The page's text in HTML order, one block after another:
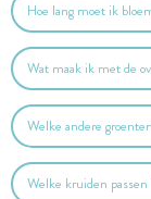
Hoe lang moet ik
Wat maak ik met de
Welke andere
Welke kruiden